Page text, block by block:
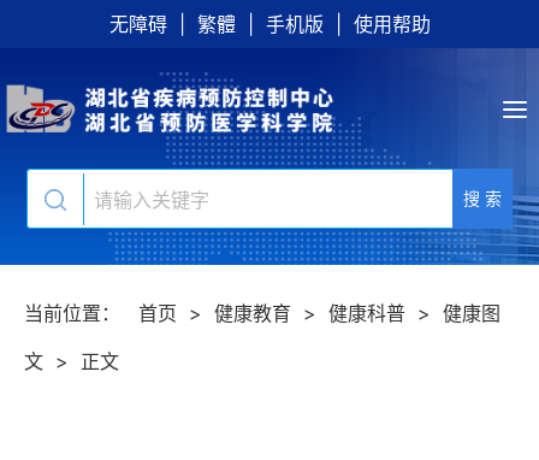
无障碍 繁體 手机版 使用帮助
搜 索
当前位置： 首页 > 健康教育 > 健康科普 > 健康图
文 > 正文